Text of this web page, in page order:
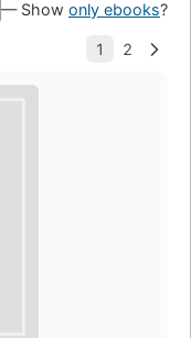
— Show only ebooks?